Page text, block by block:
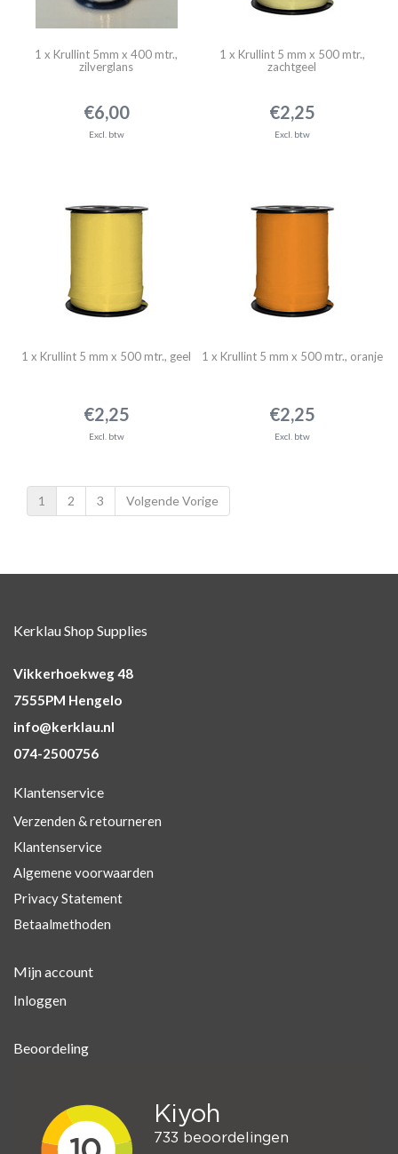
1 x Krullint 5mm x 400 mtr.,
zilverglans
€6,00
Excl. btw
1 x Krullint 5 mm x 500 mtr.,
zachtgeel
€2,25
Excl. btw
1 x Krullint 5 mm x 500 mtr., geel
€2,25
Excl. btw
1 x Krullint 5 mm x 500 mtr., oranje
€2,25
Excl. btw
1 2 3 Volgende Vorige
Kerklau Shop Supplies
Vikkerhoekweg 48
7555PM Hengelo
info@kerklau.nl
074-2500756
Klantenservice
Verzenden & retourneren
Klantenservice
Algemene voorwaarden
Privacy Statement
Betaalmethoden
Mijn account
Inloggen
Beoordeling